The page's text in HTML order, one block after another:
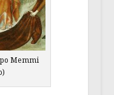
Memmi